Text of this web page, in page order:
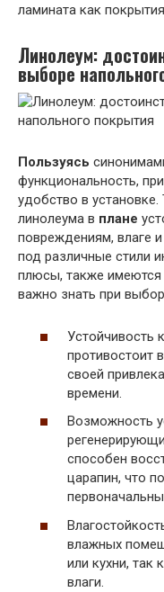
ламината как
Линолеум:
выборе
Пользуясь
функциональность,
удобство в
линолеума в плане
повреждениям, влаге
под различные стили
плюсы, также имеются
важно знать при
Устойчивость
противостоит
своей
времени.
Возможность
способен
царапин, что
влажных
или кухни, так
влаги.